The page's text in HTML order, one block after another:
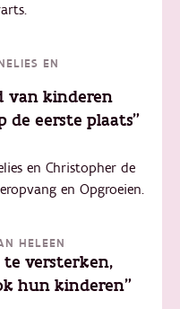
EN
van kinderen
de eerste plaats"
en Christopher de
en Opgroeien.
HELEEN
te versterken,
hun kinderen"